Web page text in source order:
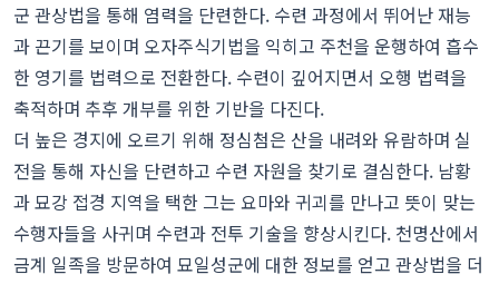
군 관상법을 통해 염력을 단련한다. 수련 과정에서 뛰어난 재능
과 끈기를 보이며 오자주식기법을 익히고 주천을 운행하여 흡수
한 영기를 법력으로 전환한다. 수련이 깊어지면서 오행 법력을
축적하며 추후 개부를 위한 기반을 다진다.
더 높은 경지에 오르기 위해 정심첨은 산을 내려와 유람하며 실
전을 통해 자신을 단련하고 수련 자원을 찾기로 결심한다. 남황
과 묘강 접경 지역을 택한 그는 요마와 귀괴를 만나고 뜻이 맞는
수행자들을 사귀며 수련과 전투 기술을 향상시킨다. 천명산에서
금계 일족을 방문하여 묘일성군에 대한 정보를 얻고 관상법을 더